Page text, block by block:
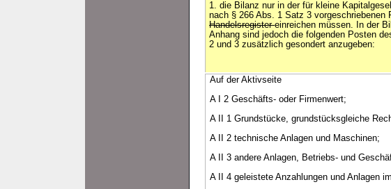
1. die Bilanz nur in der für kleine
nach § 266 Abs. 1 Satz 3 vorgeschriebenen
Handelsregistereinreichen müssen. In der
Anhang sind jedoch die folgenden Posten
2 und 3 zusätzlich gesondert anzugeben:
Auf der Aktivseite
A I 2 Geschäfts- oder Firmenwert;
A II 1 Grundstücke, grundstücksgleiche
A II 2 technische Anlagen und Maschinen;
A II 3 andere Anlagen, Betriebs- und
A II 4 geleistete Anzahlungen und Anlagen